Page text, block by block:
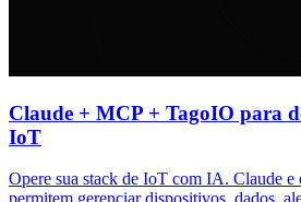
Claude + MCP + TagoIO para
IoT
Opere sua stack de IoT com IA. Claude